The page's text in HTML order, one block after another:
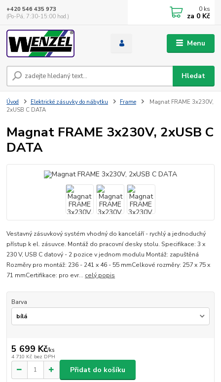
Menu
Hledat
+420 546 435 973
(Po-Pá, 7:30-15:00 hod.)
0 ks
za 0 Kč
Úvod Elektrické zásuvky do nábytku Frame
Magnat FRAME 3x230V,
2xUSB C DATA
Magnat FRAME 3x230V, 2xUSB C
DATA
Vestavný zásuvkový systém vhodný do kanceláří - rychlý a jednoduchý
přístup k el. zásuvce. Montáž do pracovní desky stolu. Specifikace: 3 x
230 V, USB C datový - 2 pozice v jednom modulu Montáž: zapuštěná
Rozměry pro montáž: 236 - 241 x 46 - 55 mmCelkové rozměry: 257 x 75 x
71 mmCertifikace: pro evr... celý popis
Barva
5 699 Kč/ks
4 710 Kč bez DPH
Přidat do košíku